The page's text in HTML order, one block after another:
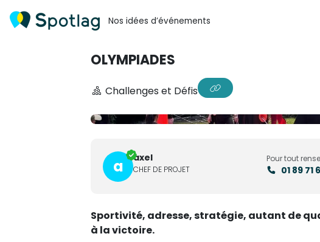
Nos idées d’événements
OLYMPIADES
Challenges et Défis
a axel
CHEF DE PROJET
Pour tout
01 89 71
Sportivité, adresse, stratégie, autant de
à la victoire.